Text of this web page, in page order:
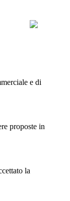
e di
proposte in
la